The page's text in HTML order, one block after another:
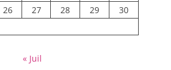
26 27 28 29
30
« Juil